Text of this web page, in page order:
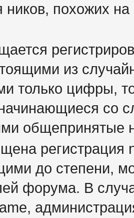
ников, похожих
из
только цифры,
со
общепринятые
регистрация
до степени,
форума. В